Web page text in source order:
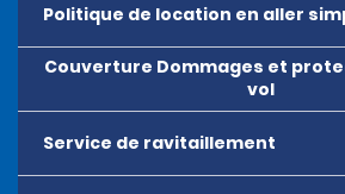
Politique de location en aller
Couverture Dommages et
vol
Service de ravitaillement